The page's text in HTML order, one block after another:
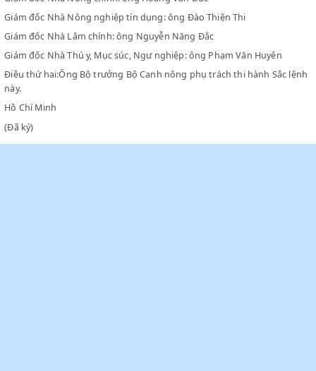
Đổng lý sự vụ: ông Nguyễn An Triệu
III-Các Nha
Giám đốc Nha Nông chính: ông Hoàng Văn Đức
Giám đốc Nhà Nông nghiệp tín dụng: ông Đào Thiện Thi
Giám đốc Nhà Lâm chính: ông Nguyễn Năng Đắc
Giám đốc Nhà Thú y, Mục súc, Ngư nghiệp: ông Phạm Văn Huyên
Điều thứ hai:Ông Bộ trưởng Bộ Canh nông phụ trách thi hành